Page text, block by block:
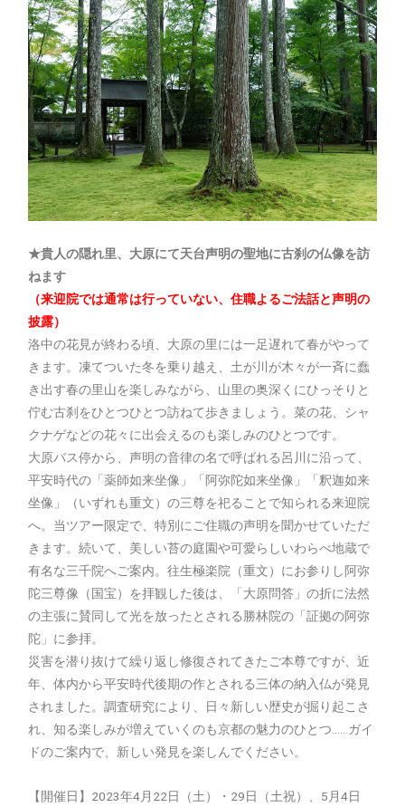
★貴人の隠れ里、大原にて天台声明の聖地に古刹の仏像を訪
ねます
（来迎院では通常は行っていない、住職よるご法話と声明の
披露）
洛中の花見が終わる頃、大原の里には一足遅れて春がやって
きます。凍てついた冬を乗り越え、土が川が木々が一斉に蠢
き出す春の里山を楽しみながら、山里の奥深くにひっそりと
佇む古刹をひとつひとつ訪ねて歩きましょう。菜の花、シャ
クナゲなどの花々に出会えるのも楽しみのひとつです。
大原バス停から、声明の音律の名で呼ばれる呂川に沿って、
平安時代の「薬師如来坐像」「阿弥陀如来坐像」「釈迦如来
坐像」（いずれも重文）の三尊を祀ることで知られる来迎院
へ。当ツアー限定で、特別にご住職の声明を聞かせていただ
きます。続いて、美しい苔の庭園や可愛らしいわらべ地蔵で
有名な三千院へご案内。往生極楽院（重文）にお参りし阿弥
陀三尊像（国宝）を拝観した後は、「大原問答」の折に法然
の主張に賛同して光を放ったとされる勝林院の「証拠の阿弥
陀」に参拝。
災害を潜り抜けて繰り返し修復されてきたご本尊ですが、近
年、体内から平安時代後期の作とされる三体の納入仏が発見
されました。調査研究により、日々新しい歴史が掘り起こさ
れ、知る楽しみが増えていくのも京都の魅力のひとつ……ガイ
ドのご案内で、新しい発見を楽しんでください。
【開催日】2023年4月22日（土）・29日（土祝）、5月4日